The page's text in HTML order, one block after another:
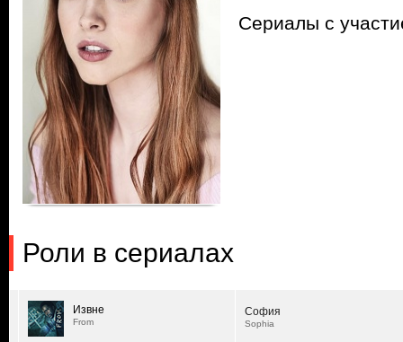
Сериалы с
Роли в сериалах
Извне
From
София
Sophia